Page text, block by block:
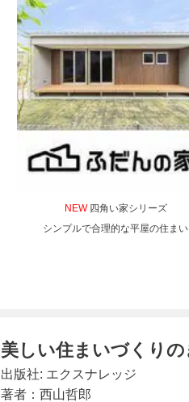
NEW四角い家シリーズ
シンプルで合理的な平屋の住まい
美しい住まいづくり
出版社: エクスナレッジ
著者：西山哲郎